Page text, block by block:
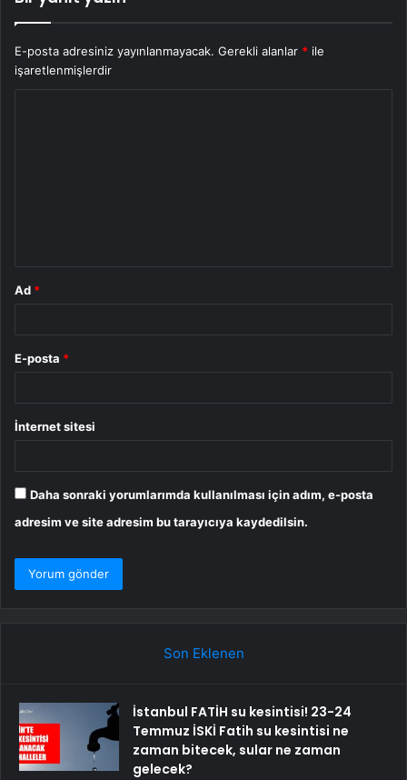
E-posta adresiniz yayınlanmayacak. Gerekli alanlar * ile
işaretlenmişlerdir
Ad *
E-posta *
İnternet sitesi
Daha sonraki yorumlarımda kullanılması için adım, e-posta
adresim ve site adresim bu tarayıcıya kaydedilsin.
Son Eklenen
İstanbul FATİH su kesintisi! 23-24
Temmuz İSKİ Fatih su kesintisi ne
zaman bitecek, sular ne zaman
gelecek?